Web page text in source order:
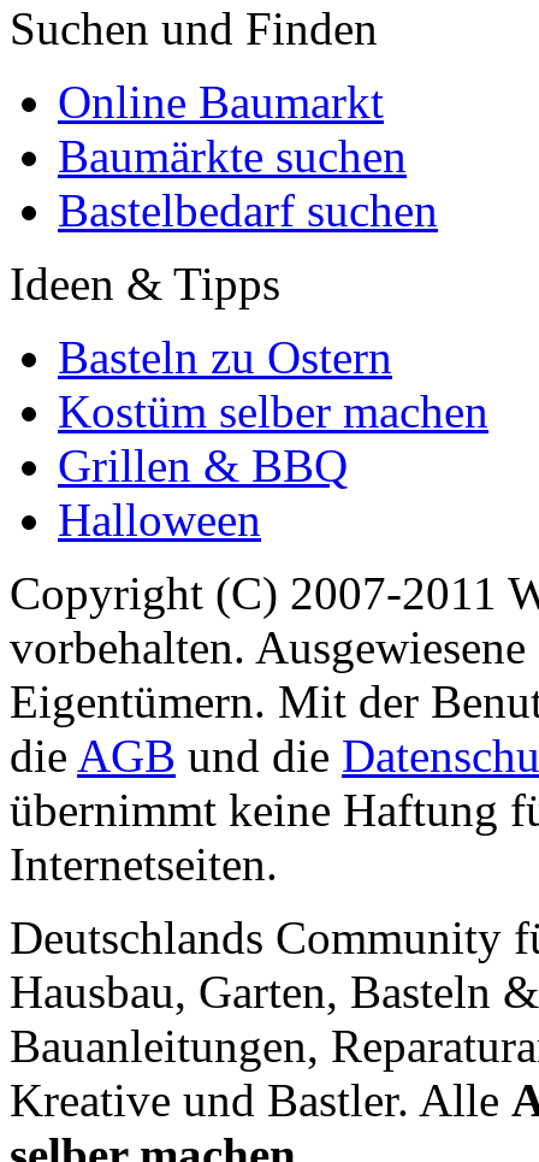
Suchen und Finden
Online Baumarkt
Baumärkte suchen
Bastelbedarf suchen
Ideen & Tipps
Basteln zu Ostern
Kostüm selber machen
Grillen & BBQ
Halloween
Copyright (C) 2007-2011
vorbehalten.
Eigentümern. Mit der
die AGB und die
übernimmt keine Haftung
Internetseiten.
Deutschlands Community
Hausbau, Garten, Basteln
Bauanleitungen,
Kreative und Bastler. Alle